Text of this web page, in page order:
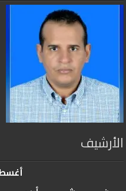
الأرشيف